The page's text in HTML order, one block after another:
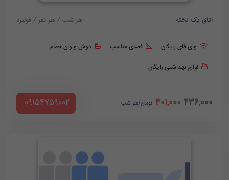
اتاق یک تخته هر شب / هر نفر / فولبرد
وای فای رایگان فضای مناسب دوش و وان حمام
لوازم بهداشتی رایگان
436,000
401,000 تومان/هر شب ‪ 09154759002